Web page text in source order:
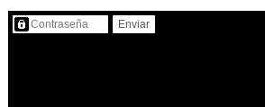
Contenido protegido…